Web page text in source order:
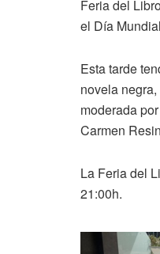
Feria del
el Día
Esta tarde
novela
moderada
Carmen
La Feria del
21:00h.